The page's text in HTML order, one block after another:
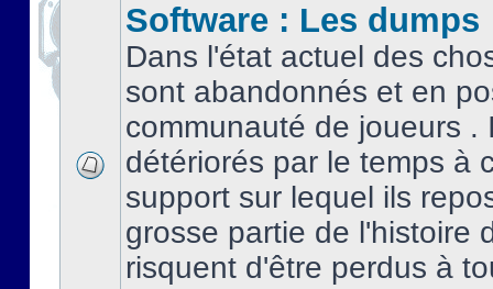
Software : Les dumps
Dans l'état actuel des
sont abandonnés et en
communauté de joueurs .
détériorés par le temps à
support sur lequel ils
grosse partie de l'histoire
risquent d'être perdus à